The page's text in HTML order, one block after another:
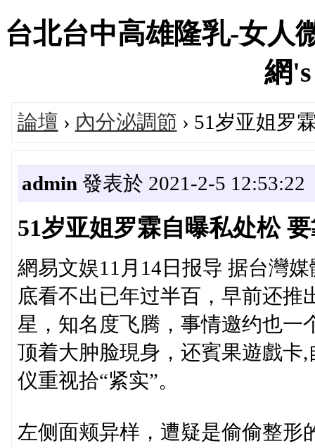
台北台中高雄隆乳-女人
網
論壇 › 內分泌調節 › 51岁亚姐罗
admin 發表於 2021-2-5 12:53:22
51岁亚姐罗霖自曝私处松
網易文娱11月14日报导 据台灣
底看不出已年过半百，早前还推
星，知名度飞腾，事情邀约也一
顶着大肿脸現身，还賓果遊戲卡
仪重视拾“紧实”。
左侧面颊异样，遭疑是偷偷整形